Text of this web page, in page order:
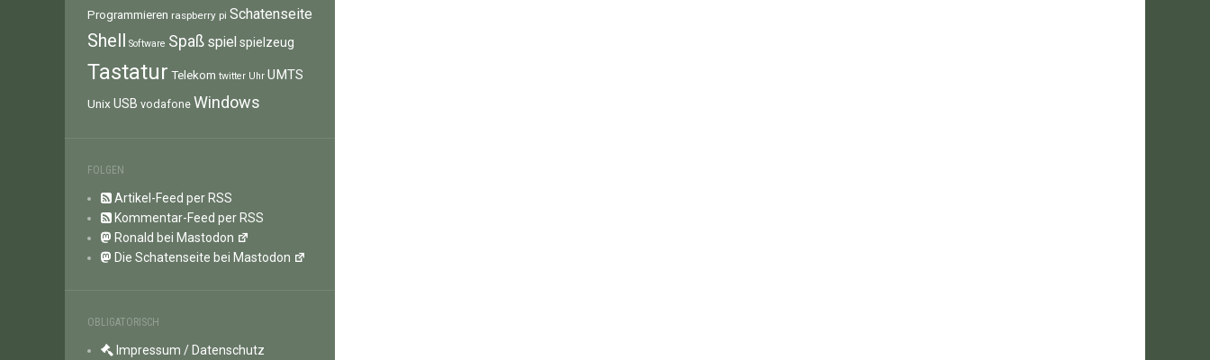
Programmieren raspberry pi Schatenseite
Shell Software Spaß spiel spielzeug
Tastatur Telekom twitter Uhr UMTS
Unix USB vodafone Windows
FOLGEN
Artikel-Feed per RSS
Kommentar-Feed per RSS
Ronald bei Mastodon
Die Schatenseite bei Mastodon
OBLIGATORISCH
Impressum / Datenschutz